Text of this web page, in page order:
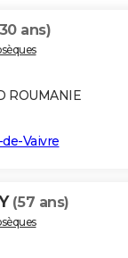
ans)
ROUMANIE
Vaivre
(57 ans)